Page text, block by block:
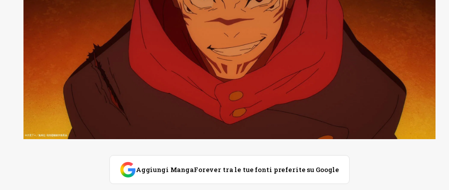
Aggiungi MangaForever tra le tue fonti preferite su Google